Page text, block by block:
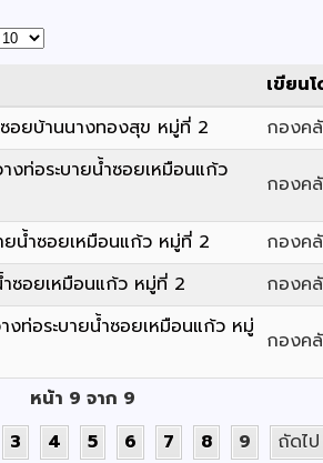
เขียน
อยบ้านนางทองสุข หมู่ที่ 2 กองค
งท่อระบายน้ำซอยเหมือนแก้ว
กองค
ยน้ำซอยเหมือนแก้ว หมู่ที่ 2 กองค
ำซอยเหมือนแก้ว หมู่ที่ 2 กองค
งท่อระบายน้ำซอยเหมือนแก้ว หมู่
กองค
หน้า 9 จาก 9
3 4 5 6 7 8 9 ถัดไป